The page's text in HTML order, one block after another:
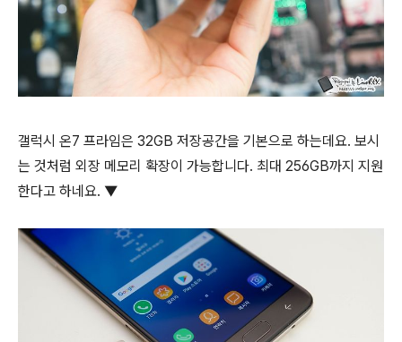
갤럭시 온7 프라임은 32GB 저장공간을 기본으로 하는데요. 보시
는 것처럼 외장 메모리 확장이 가능합니다. 최대 256GB까지 지원
한다고 하네요. ▼